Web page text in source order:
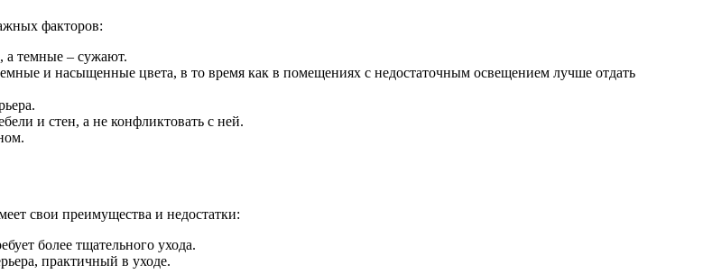
факторов:
а темные – сужают.
и насыщенные цвета, в то время как в помещениях с недостаточным освещением лучше отдать
и стен, а не конфликтовать с ней.
свои преимущества и недостатки:
более тщательного ухода.
практичный в уходе.